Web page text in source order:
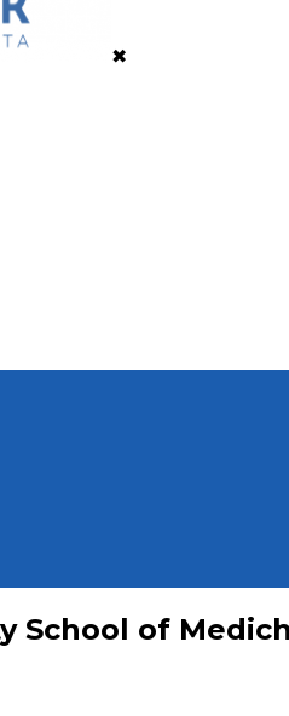
✖
School of